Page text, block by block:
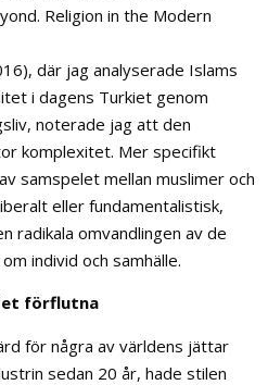
Religion in the Modern
där jag analyserade Islams
i dagens Turkiet genom
noterade jag att den
komplexitet. Mer specifikt
samspelet mellan muslimer och
eller fundamentalistisk,
radikala omvandlingen av de
individ och samhälle.
förflutna
för några av världens jättar
sedan 20 år, hade stilen